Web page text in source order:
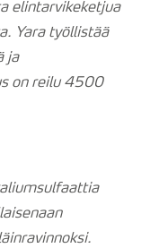
elintarvikeketjua
Yara työllistää
ja
on reilu 4500